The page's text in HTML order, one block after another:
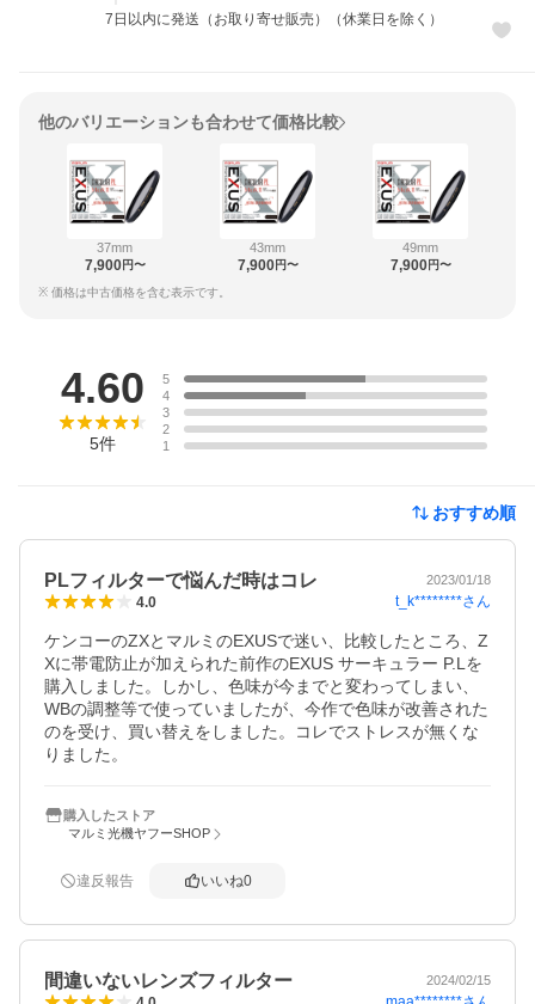
7日以内に発送（お取り寄せ販売）（休業日を除く）
他のバリエーションも合わせて価格比較
37mm
7,900円〜
43mm
7,900円〜
49mm
7,900円〜
※ 価格は中古価格を含む表示です。
4.60
5件
5
4
3
2
1
おすすめ順
PLフィルターで悩んだ時はコレ 2023/01/18
4.0 t_k********さん
ケンコーのZXとマルミのEXUSで迷い、比較したところ、Z
Xに帯電防止が加えられた前作のEXUS サーキュラー P.Lを
購入しました。しかし、色味が今までと変わってしまい、
WBの調整等で使っていましたが、今作で色味が改善された
のを受け、買い替えをしました。コレでストレスが無くな
りました。
購入したストア
マルミ光機ヤフーSHOP
違反報告 いいね0
間違いないレンズフィルター 2024/02/15